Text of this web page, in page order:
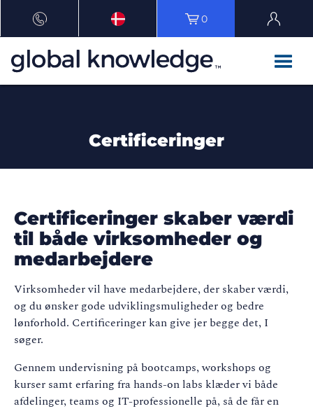
0
Certificeringer
Certificeringer skaber værdi
til både virksomheder og
medarbejdere
Virksomheder vil have medarbejdere, der skaber værdi,
og du ønsker gode udviklingsmuligheder og bedre
lønforhold. Certificeringer kan give jer begge det, I
søger.
Gennem undervisning på bootcamps, workshops og
kurser samt erfaring fra hands-on labs klæder vi både
afdelinger, teams og IT-professionelle på, så de får en